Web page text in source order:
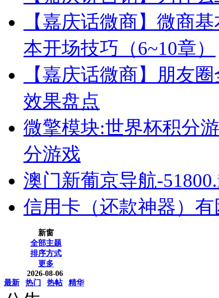
【嘉庆话微商】微商
本开场技巧（6~10章）
【嘉庆话微商】朋友
效果盘点
微擎模块:世界杯积分
分游戏
澳门新葡京导航-
信用卡（还款神器）
新窗
全部主题
排序方式
更多
2026-08-06
最新
热门 热帖 精华